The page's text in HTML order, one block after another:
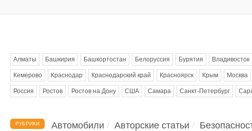
Алматы Башкирия Башкортостан Белоруссия Бурятия Владивосток
Кемерово Краснодар Краснодарский край Красноярск Крым Москва
Россия Ростов Ростов на Дону США Самара Санкт-Петербург
РУБРИКИ Автомобили Авторские статьи